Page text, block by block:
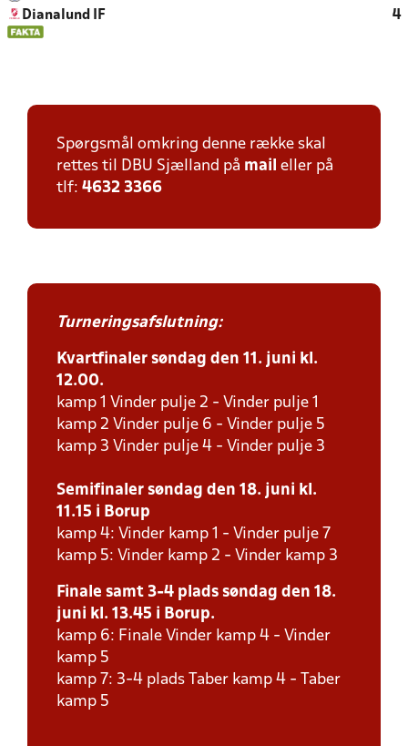
Dianalund IF
4
Spørgsmål omkring denne række skal
rettes til DBU Sjælland på mail eller på
tlf: 4632 3366
Turneringsafslutning:
Kvartfinaler søndag den 11. juni kl.
12.00.
kamp 1 Vinder pulje 2 - Vinder pulje 1
kamp 2 Vinder pulje 6 - Vinder pulje 5
kamp 3 Vinder pulje 4 - Vinder pulje 3
Semifinaler søndag den 18. juni kl.
11.15 i Borup
kamp 4: Vinder kamp 1 - Vinder pulje 7
kamp 5: Vinder kamp 2 - Vinder kamp 3
Finale samt 3-4 plads søndag den 18.
juni kl. 13.45 i Borup.
kamp 6: Finale Vinder kamp 4 - Vinder
kamp 5
kamp 7: 3-4 plads Taber kamp 4 - Taber
kamp 5